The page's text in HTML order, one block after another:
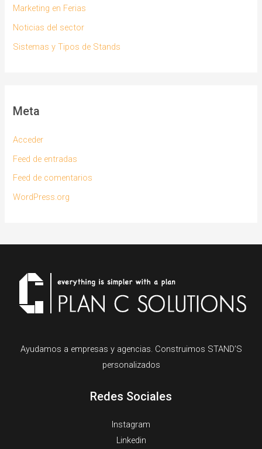
Marketing en Ferias
Noticias del sector
Sistemas y Tipos de Stands
Meta
Acceder
Feed de entradas
Feed de comentarios
WordPress.org
Ayudamos a empresas y agencias. Construimos STAND’S
personalizados
Redes Sociales
Instagram
Linkedin